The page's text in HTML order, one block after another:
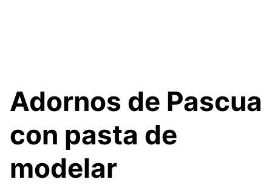
Adornos de Pascua
con pasta de
modelar